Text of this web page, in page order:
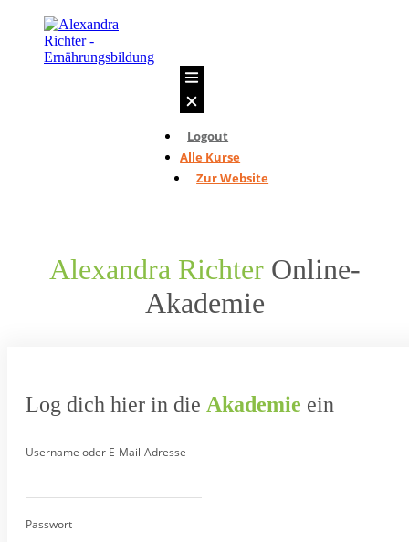
Logout
Alle Kurse
Zur Website
Alexandra Richter Online-
Akademie
Log dich hier in die Akademie ein
Username oder E-Mail-Adresse
Passwort